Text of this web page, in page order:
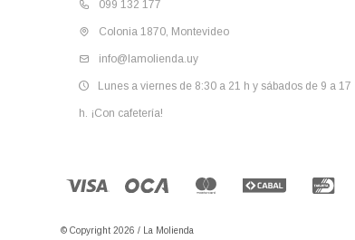
099 132 177
Colonia 1870, Montevideo
info@lamolienda.uy
Lunes a viernes de 8:30 a 21 h y sábados de 9 a 17
h. ¡Con cafetería!
© Copyright 2026 / La Molienda